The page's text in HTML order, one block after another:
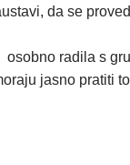
da se
radila s
jasno pratiti